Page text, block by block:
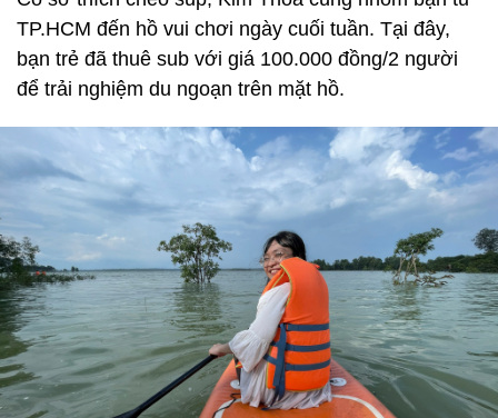
TP.HCM đến hồ vui chơi ngày cuối tuần. Tại đây,
bạn trẻ đã thuê sub với giá 100.000 đồng/2 người
để trải nghiệm du ngoạn trên mặt hồ.